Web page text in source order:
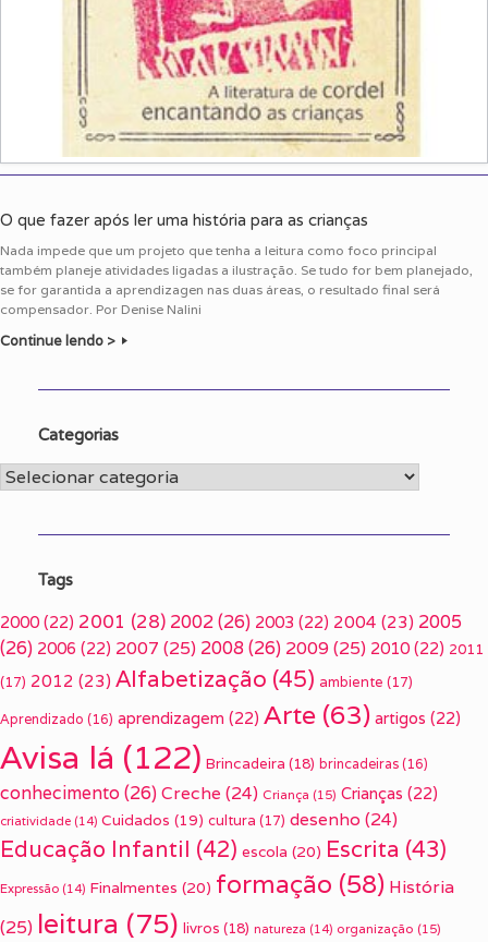
O que fazer após ler uma história para as crianças
Nada impede que um projeto que tenha a leitura como foco principal
também planeje atividades ligadas a ilustração. Se tudo for bem planejado,
se for garantida a aprendizagen nas duas áreas, o resultado final será
compensador. Por Denise Nalini
Continue lendo >
Categorias
Categorias
Tags
2000 (22) 2001 (28) 2002(26) 2003 (22) 2004 (23) 2005
(26) 2006 (22) 2007 (25) 2008(26) 2009(25) 2010 (22) 2011
(17) 2012 (23) Alfabetização (45) ambiente (17)
Aprendizado (16) aprendizagem (22) Arte (63) artigos (22)
Avisa lá (122) Brincadeira (18) brincadeiras (16)
conhecimento(26) Creche (24) Criança (15) Crianças (22)
criatividade (14) Cuidados (19) cultura (17) desenho (24)
Educação Infantil (42) escola (20) Escrita (43)
Expressão (14) Finalmentes (20) formação (58) História
(25) leitura (75) livros (18) natureza (14) organização (15)